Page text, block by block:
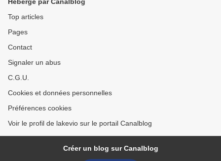
Top articles
Pages
Contact
Signaler un abus
C.G.U.
Cookies et données personnelles
Préférences cookies
Voir le profil de lakevio sur le portail Canalblog
Créer un blog sur Canalblog